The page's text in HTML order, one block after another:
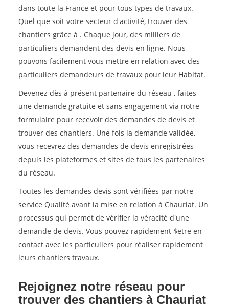
dans toute la France et pour tous types de travaux.
Quel que soit votre secteur d'activité, trouver des
chantiers grâce à . Chaque jour, des milliers de
particuliers demandent des devis en ligne. Nous
pouvons facilement vous mettre en relation avec des
particuliers demandeurs de travaux pour leur Habitat.
Devenez dès à présent partenaire du réseau , faites
une demande gratuite et sans engagement via notre
formulaire pour recevoir des demandes de devis et
trouver des chantiers. Une fois la demande validée,
vous recevrez des demandes de devis enregistrées
depuis les plateformes et sites de tous les partenaires
du réseau.
Toutes les demandes devis sont vérifiées par notre
service Qualité avant la mise en relation à Chauriat. Un
processus qui permet de vérifier la véracité d'une
demande de devis. Vous pouvez rapidement $etre en
contact avec les particuliers pour réaliser rapidement
leurs chantiers travaux.
Rejoignez notre réseau pour
trouver des chantiers à Chauriat